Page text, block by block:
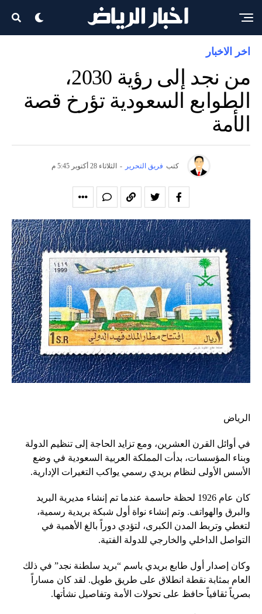
اخر الاخبار
من نجد إلى رؤية 2030،
الطوابع السعودية تؤرخ قصة
الأمة
كتب فريق التحرير - الثلاثاء 28 أكتوبر 5:45 م
الرياض
في أوائل القرن العشرين، ومع تزايد الحاجة إلى تنظيم الدولة
وبناء المؤسسات، بدأت المملكة العربية السعودية في وضع
الأسس الأولى لنظام بريدي رسمي يواكب التغيرات الإدارية.
كان عام 1926 لحظة حاسمة عندما تم إنشاء مديرية البريد
والبرق والهواتف. وتم إنشاء نواة أول شبكة بريدية رسمية،
لتغطي وتربط المدن الكبرى، لتؤدي دوراً بالغ الأهمية في
التواصل الداخلي والخارجي للدولة الفتية.
وكان إصدار أول طابع بريدي باسم “بريد سلطنة نجد” في ذلك
العام بمثابة نقطة انطلاق على طريق طويل. لقد كان مساراً
بصرياً ثقافياً حافظ على تحولات الأمة وتفاصيل نشأتها.